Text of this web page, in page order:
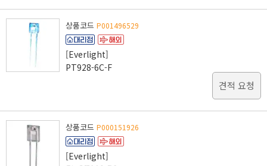
상품코드 P001496529
[Everlight]
PT928-6C-F
견적 요청
상품코드 P000151926
[Everlight]